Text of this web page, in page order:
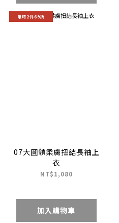
限時2件69折
07大圓領柔膚扭結長袖上
衣
NT$1,080
加入購物車